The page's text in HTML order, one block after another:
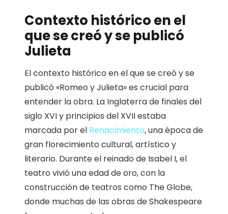
Contexto histórico en el
que se creó y se publicó
Julieta
El contexto histórico en el que se creó y se
publicó «Romeo y Julieta» es crucial para
entender la obra. La Inglaterra de finales del
siglo XVI y principios del XVII estaba
marcada por el Renacimiento, una época de
gran florecimiento cultural, artístico y
literario. Durante el reinado de Isabel I, el
teatro vivió una edad de oro, con la
construcción de teatros como The Globe,
donde muchas de las obras de Shakespeare